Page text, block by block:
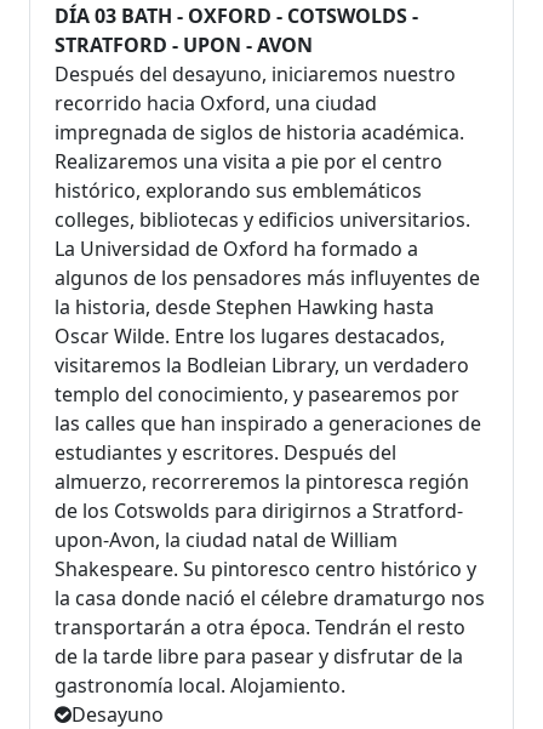
DÍA 03 BATH - OXFORD - COTSWOLDS -
STRATFORD - UPON - AVON
Después del desayuno, iniciaremos nuestro
recorrido hacia Oxford, una ciudad
impregnada de siglos de historia académica.
Realizaremos una visita a pie por el centro
histórico, explorando sus emblemáticos
colleges, bibliotecas y edificios universitarios.
La Universidad de Oxford ha formado a
algunos de los pensadores más influyentes de
la historia, desde Stephen Hawking hasta
Oscar Wilde. Entre los lugares destacados,
visitaremos la Bodleian Library, un verdadero
templo del conocimiento, y pasearemos por
las calles que han inspirado a generaciones de
estudiantes y escritores. Después del
almuerzo, recorreremos la pintoresca región
de los Cotswolds para dirigirnos a Stratford-
upon-Avon, la ciudad natal de William
Shakespeare. Su pintoresco centro histórico y
la casa donde nació el célebre dramaturgo nos
transportarán a otra época. Tendrán el resto
de la tarde libre para pasear y disfrutar de la
gastronomía local. Alojamiento.
Desayuno